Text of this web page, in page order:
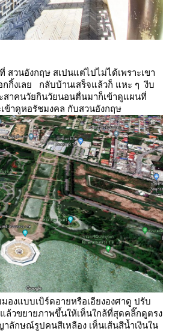
สวนอังกฤษ สเปนแต่ไปไม่ได้เพราะเขา
กกิ้งเล
กลับบ้านเสร็จแล้วก็ แหะ ๆ งีบ
สาคนวัยกินวัยนอนตื่นมาก็เข้าดูแผนที่
เข้าดูหอรัชมงคล กับสวนอังกฤษ
องแบบเบิร์ดอายหรือเอียงองศาดู ปรับ
ล้วขยายภาพขึ้นให้เห็นใกล้ที่สุดคลิ๊กดูตรง
ลักษณ์รูปคนสีเหลือง เห็นเส้นสีน้ำเงินใน